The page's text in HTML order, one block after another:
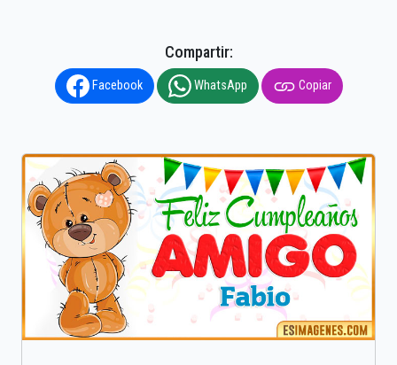
Compartir:
Facebook WhatsApp Copiar